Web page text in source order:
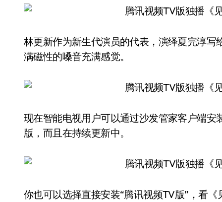
林更新作为新生代演员的代表，演绎夏完淳
满磁性的嗓音充满感觉。
现在智能电视用户可以通过沙发管家客户端安
版，而且在持续更新中。
你也可以选择直接安装“腾讯视频TV版”，看